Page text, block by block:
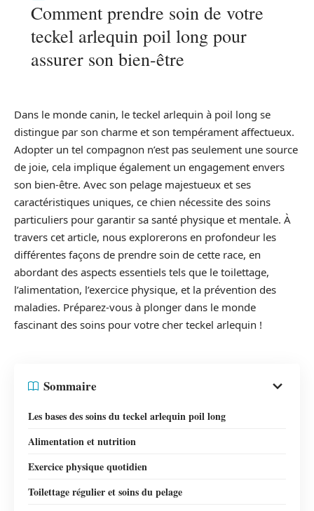
Comment prendre soin de votre
teckel arlequin poil long pour
assurer son bien-être
Dans le monde canin, le teckel arlequin à poil long se
distingue par son charme et son tempérament affectueux.
Adopter un tel compagnon n’est pas seulement une source
de joie, cela implique également un engagement envers
son bien-être. Avec son pelage majestueux et ses
caractéristiques uniques, ce chien nécessite des soins
particuliers pour garantir sa santé physique et mentale. À
travers cet article, nous explorerons en profondeur les
différentes façons de prendre soin de cette race, en
abordant des aspects essentiels tels que le toilettage,
l’alimentation, l’exercice physique, et la prévention des
maladies. Préparez-vous à plonger dans le monde
fascinant des soins pour votre cher teckel arlequin !
Sommaire
Les bases des soins du teckel arlequin poil long
Alimentation et nutrition
Exercice physique quotidien
Toilettage régulier et soins du pelage